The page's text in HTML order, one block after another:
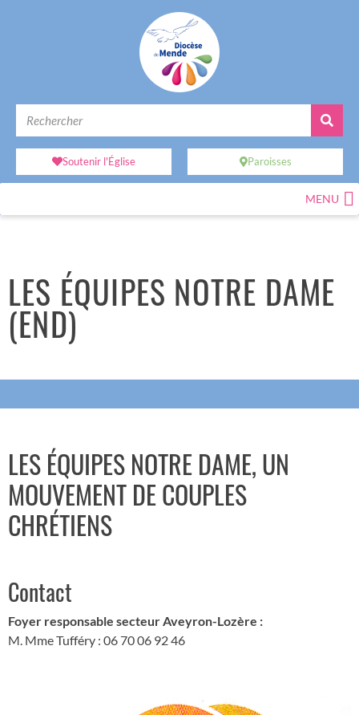
Soutenir l'Église Paroisses
MENU
LES ÉQUIPES NOTRE DAME
(END)
LES ÉQUIPES NOTRE DAME, UN
MOUVEMENT DE COUPLES
CHRÉTIENS
Contact
Foyer responsable secteur Aveyron-Lozère :
M. Mme Tufféry : 06 70 06 92 46